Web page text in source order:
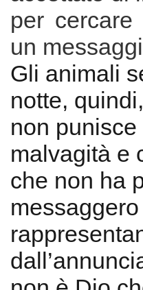
per
un
Gli animali
notte,
non
malvagità e
che non ha